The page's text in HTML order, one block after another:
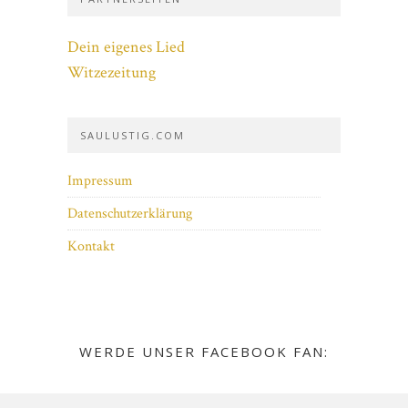
Dein eigenes Lied
Witzezeitung
SAULUSTIG.COM
Impressum
Datenschutzerklärung
Kontakt
WERDE UNSER FACEBOOK FAN: